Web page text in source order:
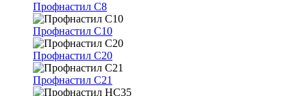
Профнастил С8
Профнастил С10
Профнастил С20
Профнастил С21